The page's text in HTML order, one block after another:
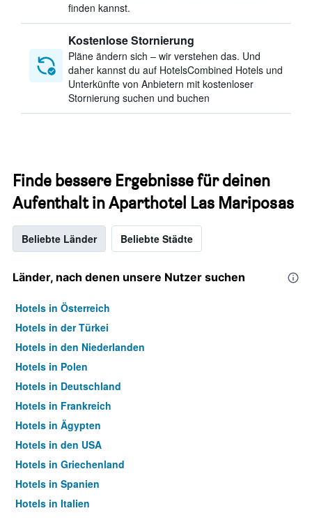
finden kannst.
Kostenlose Stornierung
Pläne ändern sich – wir verstehen das. Und
daher kannst du auf HotelsCombined Hotels und
Unterkünfte von Anbietern mit kostenloser
Stornierung suchen und buchen
Finde bessere Ergebnisse für deinen
Aufenthalt in Aparthotel Las Mariposas
Beliebte Länder Beliebte Städte
Länder, nach denen unsere Nutzer suchen
Hotels in Österreich
Hotels in der Türkei
Hotels in den Niederlanden
Hotels in Polen
Hotels in Deutschland
Hotels in Frankreich
Hotels in Ägypten
Hotels in den USA
Hotels in Griechenland
Hotels in Spanien
Hotels in Italien